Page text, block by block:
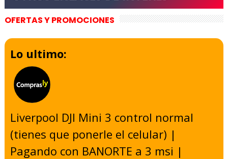
OFERTAS Y PROMOCIONES
Lo ultimo:
Liverpool DJI Mini 3 control normal
(tienes que ponerle el celular) |
Pagando con BANORTE a 3 msi |